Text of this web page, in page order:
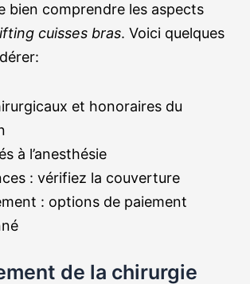
bien comprendre les aspects
cuisses bras. Voici quelques
et honoraires du
à l’anesthésie
: vérifiez la couverture
: options de paiement
de la chirurgie